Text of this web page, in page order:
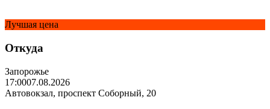
Лучшая цена
Откуда
Запорожье
17:0007.08.2026
Автовокзал, проспект Соборный, 20